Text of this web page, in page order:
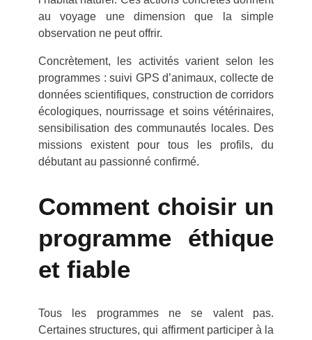
au voyage une dimension que la simple
observation ne peut offrir.
Concrètement, les activités varient selon les
programmes : suivi GPS d’animaux, collecte de
données scientifiques, construction de corridors
écologiques, nourrissage et soins vétérinaires,
sensibilisation des communautés locales. Des
missions existent pour tous les profils, du
débutant au passionné confirmé.
Comment choisir un
programme éthique
et fiable
Tous les programmes ne se valent pas.
Certaines structures, qui affirment participer à la